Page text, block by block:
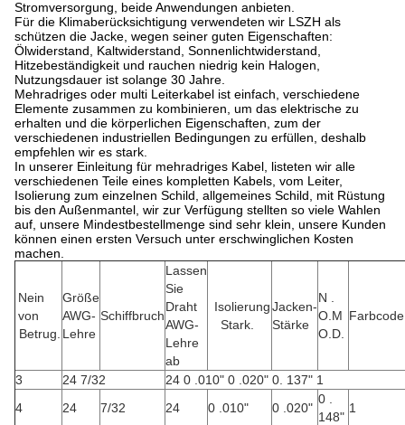
Stromversorgung, beide Anwendungen anbieten.
Für die Klimaberücksichtigung verwendeten wir LSZH als
schützen die Jacke, wegen seiner guten Eigenschaften:
Ölwiderstand, Kaltwiderstand, Sonnenlichtwiderstand,
Hitzebeständigkeit und rauchen niedrig kein Halogen,
Nutzungsdauer ist solange 30 Jahre.
Mehradriges oder multi Leiterkabel ist einfach, verschiedene
Elemente zusammen zu kombinieren, um das elektrische zu
erhalten und die körperlichen Eigenschaften, zum der
verschiedenen industriellen Bedingungen zu erfüllen, deshalb
empfehlen wir es stark.
In unserer Einleitung für mehradriges Kabel, listeten wir alle
verschiedenen Teile eines kompletten Kabels, vom Leiter,
Isolierung zum einzelnen Schild, allgemeines Schild, mit Rüstung
bis den Außenmantel, wir zur Verfügung stellten so viele Wahlen
auf, unsere Mindestbestellmenge sind sehr klein, unsere Kunden
können einen ersten Versuch unter erschwinglichen Kosten
machen.
Nein
von
Betrug.
Größe
AWG-
Lehre
Schiffbruch
Lassen
Sie
Draht
AWG-
Lehre
ab
Isolierung
Stark.
Jacken-
Stärke
N .
O.M
O.D.
Farbcode
3 24 7/32
24 0 .010" 0 .020" 0. 137" 1
4
24 7/32 24 0 .010" 0 .020"
0 .
148"
1